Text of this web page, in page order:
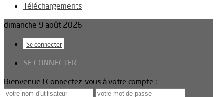
Téléchargements
dimanche 9 août 2026
Se connecter
SE CONNECTER
Bienvenue ! Connectez-vous à votre compte :